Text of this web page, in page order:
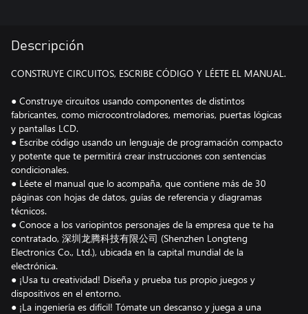
Descripción
CONSTRUYE CIRCUITOS, ESCRIBE CÓDIGO Y LÉETE EL MANUAL.
● Construye circuitos usando componentes de distintos
fabricantes, como microcontroladores, memorias, puertas lógicas
y pantallas LCD.
● Escribe código usando un lenguaje de programación compacto
y potente que te permitirá crear instrucciones con sentencias
condicionales.
● Léete el manual que lo acompaña, que contiene más de 30
páginas con hojas de datos, guías de referencia y diagramas
técnicos.
● Conoce a los variopintos personajes de la empresa que te ha
contratado, 深圳龙腾科技有限公司 (Shenzhen Longteng
Electronics Co., Ltd.), ubicada en la capital mundial de la
electrónica.
● ¡Usa tu creatividad! Diseña y prueba tus propio juegos y
dispositivos en el entorno.
● ¡La ingeniería es difícil! Tómate un descanso y juega a una